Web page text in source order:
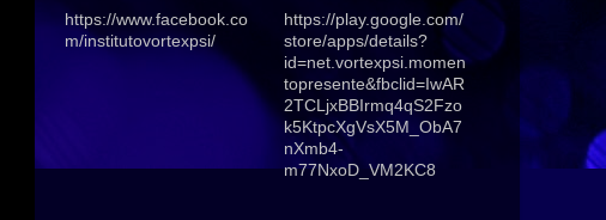
https://www.facebook.co
m/institutovortexpsi/
https://play.google.com/
store/apps/details?
id=net.vortexpsi.momen
topresente&fbclid=IwAR
2TCLjxBBIrmq4qS2Fzo
k5KtpcXgVsX5M_ObA7
nXmb4-
m77NxoD_VM2KC8